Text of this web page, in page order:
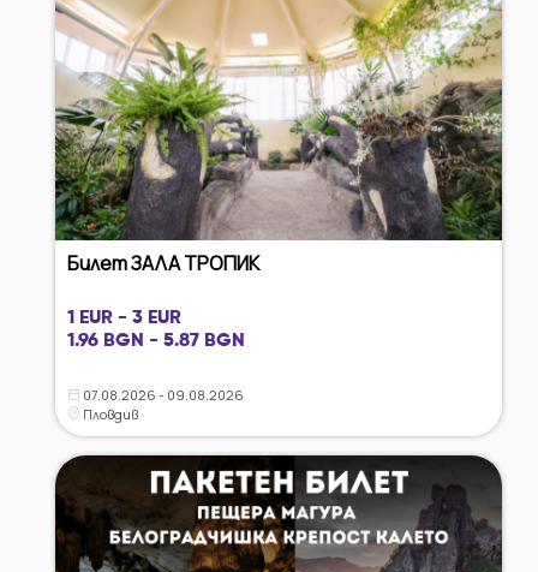
Билет ЗАЛА ТРОПИК
1 EUR - 3 EUR
1.96 BGN - 5.87 BGN
07.08.2026 - 09.08.2026
Пловдив